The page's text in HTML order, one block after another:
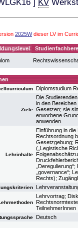
] KV
2025Wdieser LV im
Diplomstudium
Ziele
Die
in den
Gesetzen; sie
erworbene
anwenden.
Lehrinhalte
Einführung in
Rechtsordnung
Gesetzgebung;
(„Legistische
„governance“;
Rechts);
Lehrvortrag;
TeilnehmerInnen
Deutsch